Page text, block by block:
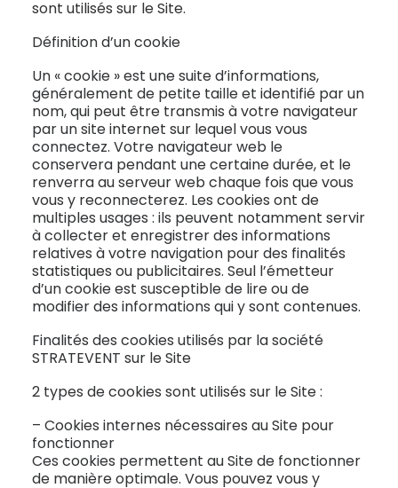
sont utilisés sur le Site.
Définition d’un cookie
Un « cookie » est une suite d’informations,
généralement de petite taille et identifié par un
nom, qui peut être transmis à votre navigateur
par un site internet sur lequel vous vous
connectez. Votre navigateur web le
conservera pendant une certaine durée, et le
renverra au serveur web chaque fois que vous
vous y reconnecterez. Les cookies ont de
multiples usages : ils peuvent notamment servir
à collecter et enregistrer des informations
relatives à votre navigation pour des finalités
statistiques ou publicitaires. Seul l’émetteur
d’un cookie est susceptible de lire ou de
modifier des informations qui y sont contenues.
Finalités des cookies utilisés par la société
STRATEVENT sur le Site
2 types de cookies sont utilisés sur le Site :
– Cookies internes nécessaires au Site pour
fonctionner
Ces cookies permettent au Site de fonctionner
de manière optimale. Vous pouvez vous y